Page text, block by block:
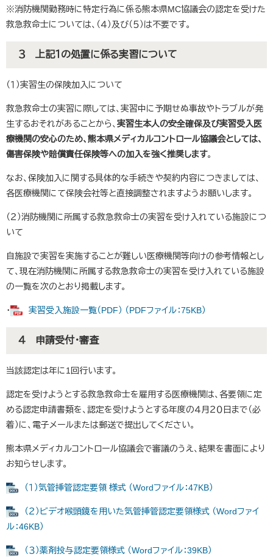
※消防機関勤務時に特定行為に係る熊本県MC協議会の認定を受けた
救急救命士については、（４）及び（５）は不要です​。
３ 上記１の処置に係る実習について
（１）実習生の保険加入について
救急救命士の実習に際しては、実習中に予期せぬ事故やトラブルが発
生するおそれがあることから、 実習生本人の安全確保及び実習受入医
療機関の安心のため、熊本県メディカルコントロール協議会としては、
傷害保険や賠償責任保険等への加入を強く推奨します。
なお、保険加入に関する具体的な手続きや契約内容につきましては、
各医療機関にて保険会社等と直接調整されますようお願いします。
（２）消防機関に所属する救急救命士の実習を受け入れている施設につ
いて
自施設で実習を実施することが難しい医療機関等向けの参考情報とし
て、現在消防機関に所属する救急救命士の実習を受け入れている施設
の一覧を次のとおり掲載します。
・ 実習受入施設一覧（PDF） （PDFファイル：75KB）
４ 申請受付・審査
当該認定は年に1回行います。
認定を受けようとする救急救命士を雇用する医療機関は、各要領に定
める認定申請書類を、認定を受けようとする年度の４月２０日まで（必
着）に、電子メールまたは郵送で提出してください。
熊本県メディカルコントロール協議会で審議のうえ、結果を書面により
お知らせします。
（１）気管挿管認定要領 様式 （Wordファイル：47KB）
（２）ビデオ喉頭鏡を用いた気管挿管認定要領様式 （Wordファイ
ル：46KB）
（３）薬剤投与認定要領様式 （Wordファイル：39KB）